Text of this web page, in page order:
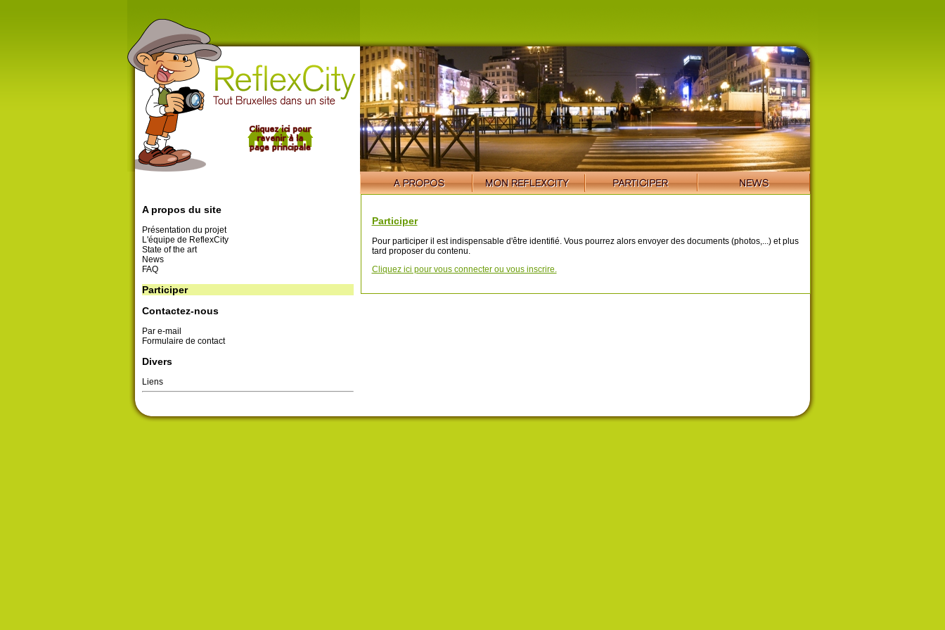
A propos du site
Présentation du projet
L'équipe de ReflexCity
State of the art
News
FAQ
Participer
Contactez-nous
Par e-mail
Formulaire de contact
Divers
Liens
Participer
Pour participer il est indispensable d'être identifié. Vous pourrez alors envoyer des documents (photos,...) et plus
tard proposer du contenu.
Cliquez ici pour vous connecter ou vous inscrire.